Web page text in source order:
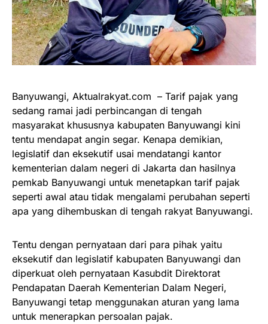
Banyuwangi, Aktualrakyat.com – Tarif pajak yang
sedang ramai jadi perbincangan di tengah
masyarakat khususnya kabupaten Banyuwangi kini
tentu mendapat angin segar. Kenapa demikian,
legislatif dan eksekutif usai mendatangi kantor
kementerian dalam negeri di Jakarta dan hasilnya
pemkab Banyuwangi untuk menetapkan tarif pajak
seperti awal atau tidak mengalami perubahan seperti
apa yang dihembuskan di tengah rakyat Banyuwangi.
Tentu dengan pernyataan dari para pihak yaitu
eksekutif dan legislatif kabupaten Banyuwangi dan
diperkuat oleh pernyataan Kasubdit Direktorat
Pendapatan Daerah Kementerian Dalam Negeri,
Banyuwangi tetap menggunakan aturan yang lama
untuk menerapkan persoalan pajak.